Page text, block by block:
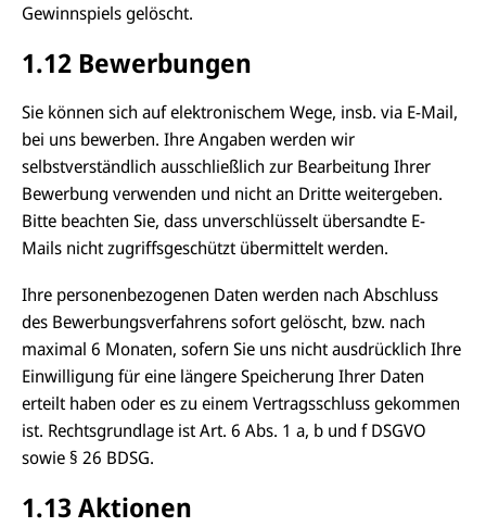
Gewinnspiels gelöscht.
1.12 Bewerbungen
Sie können sich auf elektronischem Wege, insb. via E-Mail,
bei uns bewerben. Ihre Angaben werden wir
selbstverständlich ausschließlich zur Bearbeitung Ihrer
Bewerbung verwenden und nicht an Dritte weitergeben.
Bitte beachten Sie, dass unverschlüsselt übersandte E-
Mails nicht zugriffsgeschützt übermittelt werden.
Ihre personenbezogenen Daten werden nach Abschluss
des Bewerbungsverfahrens sofort gelöscht, bzw. nach
maximal 6 Monaten, sofern Sie uns nicht ausdrücklich Ihre
Einwilligung für eine längere Speicherung Ihrer Daten
erteilt haben oder es zu einem Vertragsschluss gekommen
ist. Rechtsgrundlage ist Art. 6 Abs. 1 a, b und f DSGVO
sowie § 26 BDSG.
1.13 Aktionen